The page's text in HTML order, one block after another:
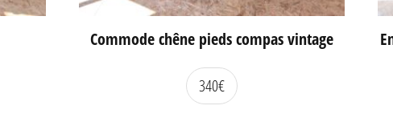
Commode chêne pieds compas vintage
340€